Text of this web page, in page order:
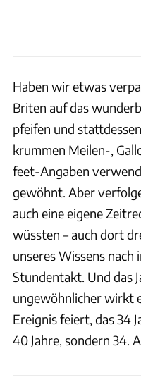
Haben wir etwas
Briten auf das
pfeifen und
krummen Meilen-,
feet-Angaben
gewöhnt. Aber
auch eine eigene
wüssten – auch dort
unseres Wissens
Stundentakt. Und das
ungewöhnlicher wirkt
Ereignis feiert, das 34
40 Jahre, sondern 34.